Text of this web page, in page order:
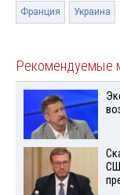
Франция Украина
Рекомендуемые